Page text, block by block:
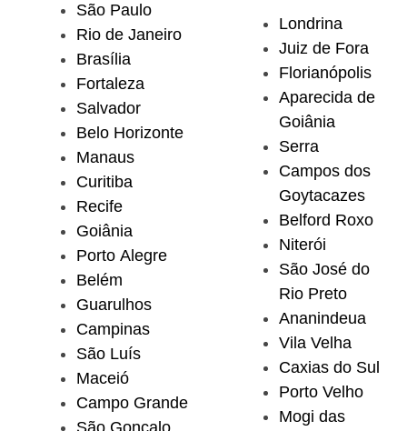
São Paulo
Rio de Janeiro
Brasília
Fortaleza
Salvador
Belo Horizonte
Manaus
Curitiba
Recife
Goiânia
Porto Alegre
Belém
Guarulhos
Campinas
São Luís
Maceió
Campo Grande
Londrina
Juiz de Fora
Florianópolis
Aparecida de
Goiânia
Serra
Campos dos
Goytacazes
Belford Roxo
Niterói
São José do
Rio Preto
Ananindeua
Vila Velha
Caxias do Sul
Porto Velho
Mogi das